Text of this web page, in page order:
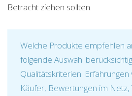
Betracht ziehen sollten.
Welche Produkte empfehlen
folgende Auswahl
Qualitätskriterien.
Käufer, Bewertungen im Netz,